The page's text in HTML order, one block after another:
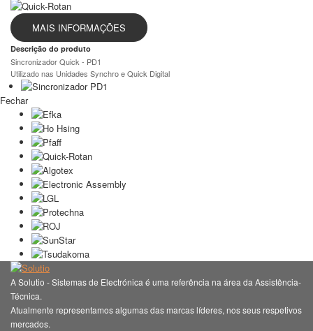
MAIS INFORMAÇÕES
Descrição do produto
Sincronizador Quick - PD1
Utilizado nas Unidades Synchro e Quick Digital
Fechar
A Solutio - Sistemas de Electrónica é uma referência na área da Assistência-
Técnica.
Atualmente representamos algumas das marcas líderes, nos seus respetivos
mercados.